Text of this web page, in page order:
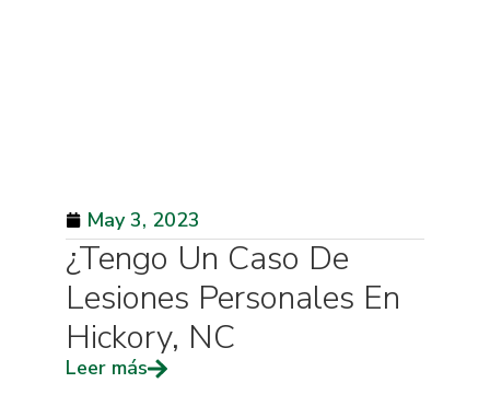
May 3, 2023
¿Tengo Un Caso De
Lesiones Personales En
Hickory, NC
Leer más